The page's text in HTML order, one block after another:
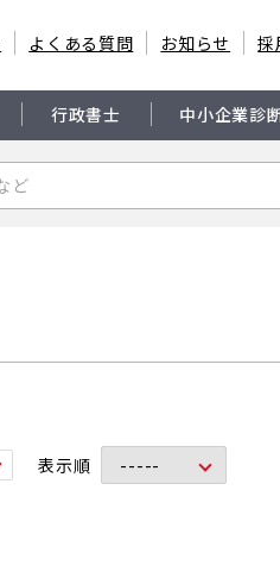
よくある質問 お知らせ 採
行政書士 中小企業診
表示順